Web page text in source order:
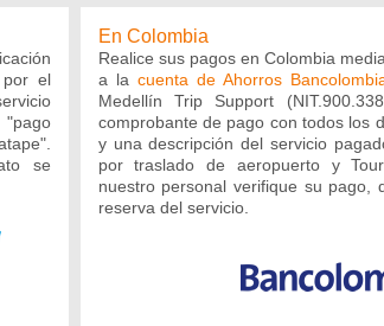
por el
se
En Colombia
Realice sus pagos en Colombia
a la cuenta de Ahorros
Medellín Trip Support
comprobante de pago con todos los
y una descripción del servicio
por traslado de aeropuerto y
nuestro personal verifique su pago,
reserva del servicio.